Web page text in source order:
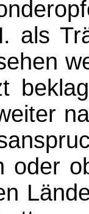
als
oder